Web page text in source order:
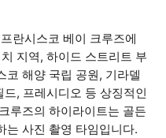
란시스코 베이 크루즈에
지역, 하이드 스트리트 부
코 해양 국립 공원, 기라델
, 프레시디오 등 상징적인
루즈의 하이라이트는 골든
는 사진 촬영 타임입니다.